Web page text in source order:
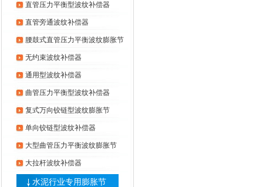
直管压力平衡型波纹补偿器
直管旁通波纹补偿器
腰鼓式直管压力平衡波纹膨胀节
无约束波纹补偿器
通用型波纹补偿器
曲管压力平衡型波纹补偿器
复式万向铰链型波纹膨胀节
单向铰链型波纹补偿器
大型曲管压力平衡波纹膨胀节
大拉杆波纹补偿器
水泥行业专用膨胀节